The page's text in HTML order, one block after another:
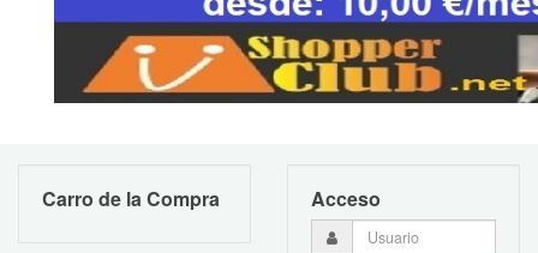
Carro de la Compra Acceso